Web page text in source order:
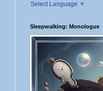
Select Language ▼
Sleepwalking: Monologue